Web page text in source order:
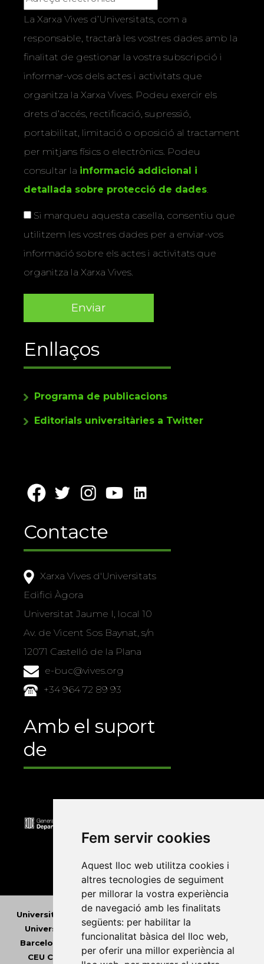
Fem servir cookies
Aquest lloc web utilitza cookies i
altres tecnologies de seguiment
per millorar la vostra experiència
de navegació amb les finalitats
següents: per habilitar la
funcionalitat bàsica del lloc web,
per oferir una millor experiència al
La Xarxa Vives d’Universitats, com a
responsable, tractarà les vostres dades amb la
finalitat de gestionar la vostra subscripció i
informar-vos dels actes i activitats que
organitza la Xarxa Vives. Podeu exercir els
drets d’accés, rectificació, supressió,
portabilitat, limitació o oposició al tractament
per mitjans físics o electrònics. Podeu
consultar la informació addicional i
detallada sobre protecció de dades.
Si marqueu aquesta casella, consentiu que
utilitzem les vostres dades per a enviar-vos
informació sobre els actes i activitats que
organitza la Xarxa Vives.
Enllaços
Programa de publicacions
Editorials universitàries a Twitter
Contacte
Xarxa Vives d'Universitats
Edifici Àgora
Universitat Jaume I, local 10
Av. de Vicent Sos Baynat, s/n
12071 Castelló de la Plana
e-buc@vives.org
+34 964 72 89 93
Amb el suport
de
Universitat Abat Oliba CEU•Universitat d'Alacant
Universitat d'Andorra•Universitat Autònoma de
Barcelona
Universitat de Barcelona•Universitat
CEU Cardenal Herrera•Universitat de Girona •